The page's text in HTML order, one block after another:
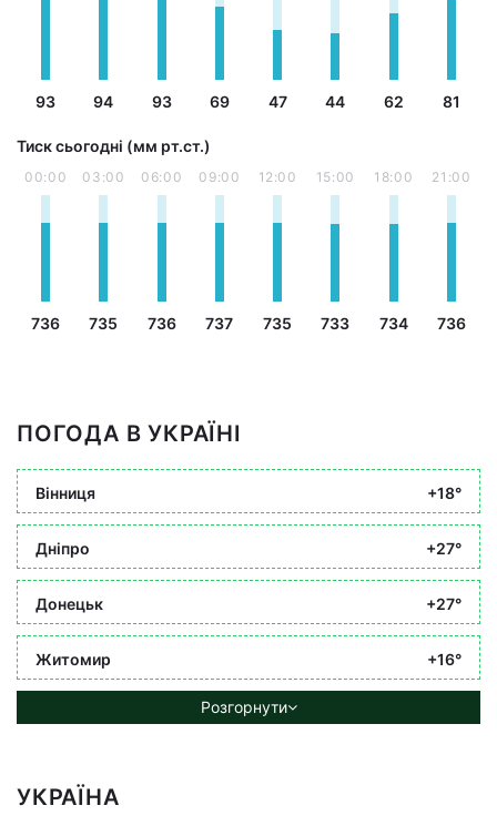
93 94 93 69 47 44 62 81
Тиск сьогодні (мм рт.ст.)
00:00
736
03:00
735
06:00
736
09:00
737
12:00
735
15:00
733
18:00
734
21:00
736
ПОГОДА В УКРАЇНІ
Вінниця +18°
Дніпро +27°
Донецьк +27°
Житомир +16°
Розгорнути
УКРАЇНА